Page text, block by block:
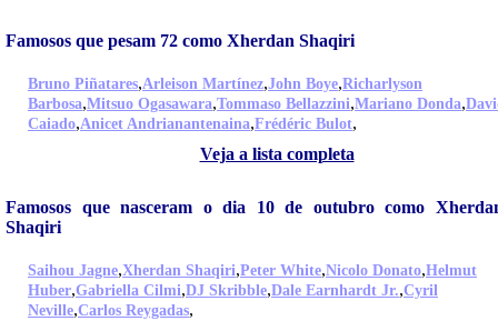
Famosos que pesam 72 como Xherdan Shaqiri
Bruno Piñatares,Arleison Martínez,John Boye,Richarlyson
Barbosa,Mitsuo Ogasawara,Tommaso Bellazzini,Mariano Donda,
Caiado,Anicet Andrianantenaina,Frédéric Bulot,
Veja a lista completa
Famosos que nasceram o dia 10 de outubro como
Shaqiri
Saihou Jagne,Xherdan Shaqiri,Peter White,Nicolo Donato,Helmut
Huber,Gabriella Cilmi,DJ Skribble,Dale Earnhardt Jr.,Cyril
Neville,Carlos Reygadas,